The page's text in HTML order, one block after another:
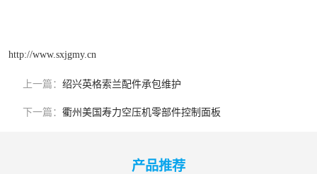
http://www.sxjgmy.cn
上一篇： 绍兴英格索兰配件承包维护
下一篇： 衢州美国寿力空压机零部件控制面板
产品推荐